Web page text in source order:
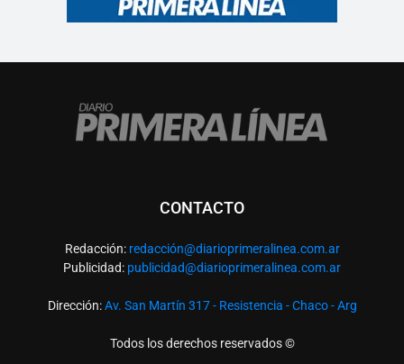
CONTACTO
Redacción: redacción@diarioprimeralinea.com.ar
Publicidad: publicidad@diarioprimeralinea.com.ar
Dirección:Av. San Martín 317 - Resistencia - Chaco - Arg
Todos los derechos reservados ©